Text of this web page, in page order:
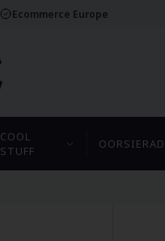
Ecommerce Europe
COOL
STUFF